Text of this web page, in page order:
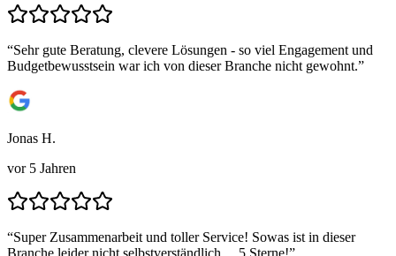
“Sehr gute Beratung, clevere Lösungen - so viel Engagement und
Budgetbewusstsein war ich von dieser Branche nicht gewohnt.”
Jonas H.
vor 5 Jahren
“Super Zusammenarbeit und toller Service! Sowas ist in dieser
Branche leider nicht selbstverständlich… 5 Sterne!”